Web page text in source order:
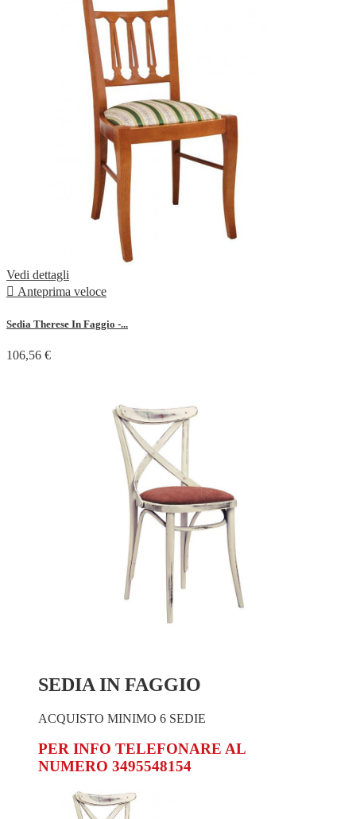
Vedi dettagli
 Anteprima veloce
Sedia Therese In Faggio -...
106,56 €
SEDIA IN FAGGIO
ACQUISTO MINIMO 6 SEDIE
PER INFO TELEFONARE AL
NUMERO 3495548154